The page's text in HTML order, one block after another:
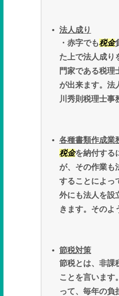
法人成り
・赤字でも税金
た上で法人成り
門家である税理
が出来ます。法
川秀則税理士事
各種書類作成業
税金を納付する
が、その作業も
することによっ
外にも法人を設
きます。そのよ
節税対策
節税とは、非課
ことを言います
って、毎年の負